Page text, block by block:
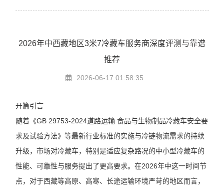
2026年中西藏地区3米7冷藏车服务商深度评测与靠谱
推荐
2026-06-17 01:58:35
开篇引言
随着《GB 29753-2024道路运输 食品与生物制品冷藏车安全要
求及试验方法》等最新行业标准的实施与冷链物流需求的持续
升级，市场对冷藏车，特别是适应复杂路况的中小型冷藏车的
性能、可靠性与服务提出了更高要求。在2026年中这一时间节
点，对于西藏等高原、高寒、长途运输环境严苛的地区而言，